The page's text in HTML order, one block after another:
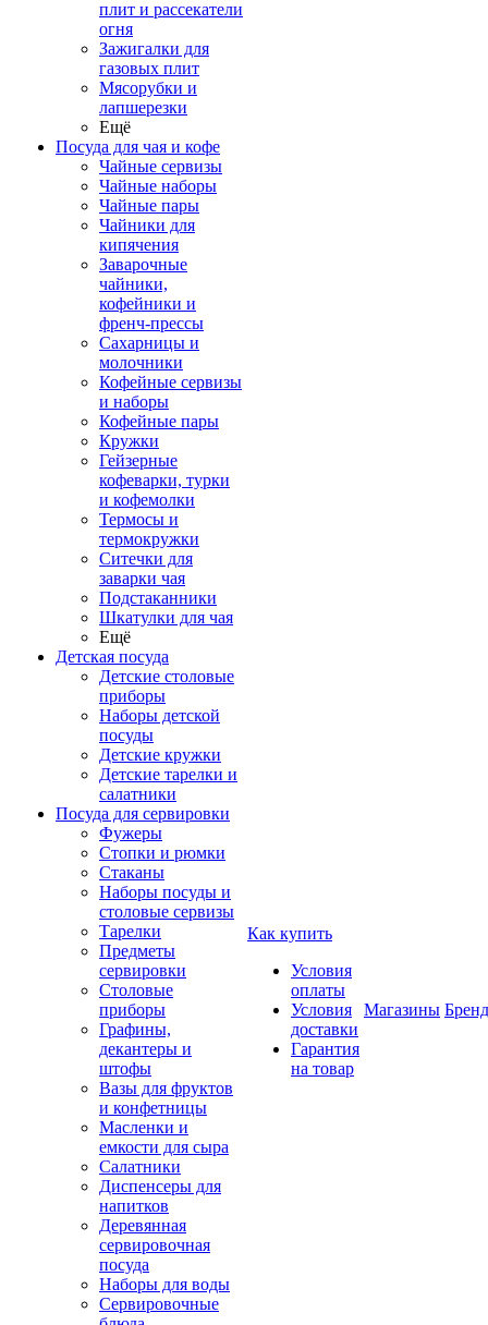
плит и рассекатели
огня
Зажигалки для
газовых плит
Мясорубки и
лапшерезки
Ещё
Посуда для чая и кофе
Чайные сервизы
Чайные наборы
Чайные пары
Чайники для
кипячения
Заварочные
чайники,
кофейники и
френч-прессы
Сахарницы и
молочники
Кофейные сервизы
и наборы
Кофейные пары
Кружки
Гейзерные
кофеварки, турки
и кофемолки
Термосы и
термокружки
Ситечки для
заварки чая
Подстаканники
Шкатулки для чая
Ещё
Детская посуда
Детские столовые
приборы
Наборы детской
посуды
Детские кружки
Детские тарелки и
салатники
Посуда для сервировки
Фужеры
Стопки и рюмки
Стаканы
Наборы посуды и
столовые сервизы
Тарелки
Предметы
сервировки
Столовые
приборы
Графины,
декантеры и
штофы
Вазы для фруктов
и конфетницы
Масленки и
емкости для сыра
Салатники
Диспенсеры для
напитков
Деревянная
сервировочная
посуда
Наборы для воды
Сервировочные
Как купить
Условия
оплаты
Условия
доставки
Гарантия
на товар
Магазины